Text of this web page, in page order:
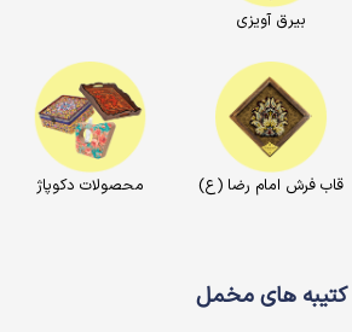
بیرق آویزی
قاب فرش امام رضا (ع) محصولات دکوپاژ
کتیبه های مخمل